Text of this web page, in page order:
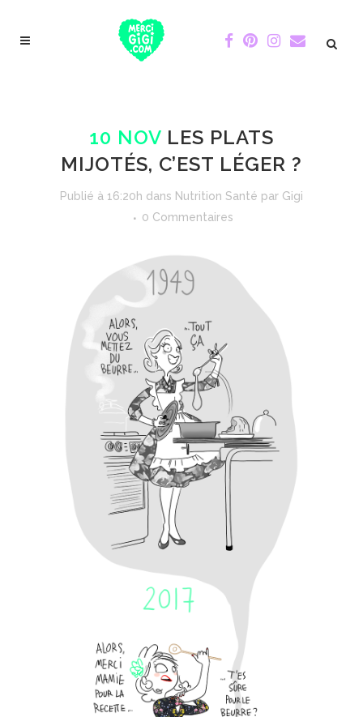
10 NOV LES PLATS
MIJOTÉS, C’EST LÉGER ?
Publié à 16:20h dans Nutrition Santé par Gigi
0 Commentaires